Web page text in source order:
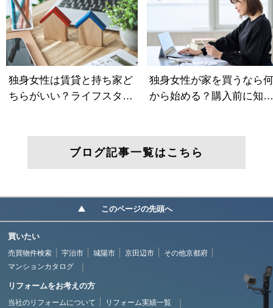
ブログ記事一覧はこちら
このページの先頭へ
買いたい
売買物件検索 宇治市 城陽市 京田辺市
その他京都府
マンションカタログ
リフォームをお考えの方
当社のリフォームについて リフォーム実績一覧